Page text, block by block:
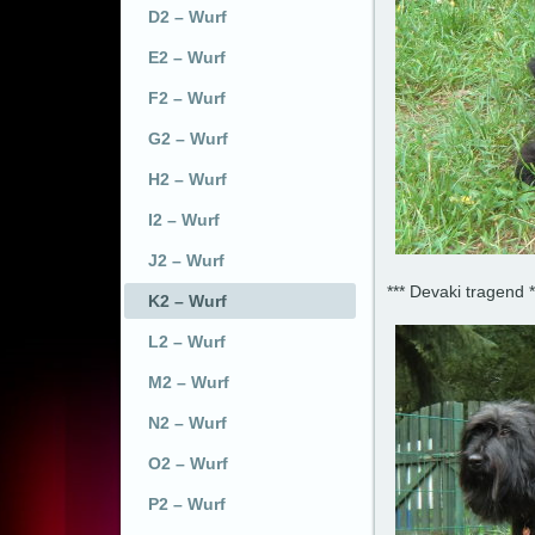
D2 – Wurf
E2 – Wurf
F2 – Wurf
G2 – Wurf
H2 – Wurf
I2 – Wurf
J2 – Wurf
K2 – Wurf
L2 – Wurf
M2 – Wurf
N2 – Wurf
O2 – Wurf
P2 – Wurf
*** Devaki tragend